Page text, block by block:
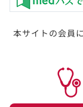
本サイトの会員